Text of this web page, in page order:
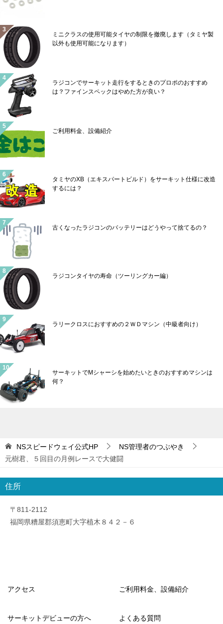
ミニクラスの使用可能タイヤの制限を撤廃します（タミヤ製
以外も使用可能になります）
ラジコンでサーキット走行をするときのプロポのおすすめ
は？ファインスペックはやめた方が良い？
ご利用料金、設備紹介
タミヤのXB（エキスパートビルド）をサーキット仕様に改造
するには？
古くなったラジコンのバッテリーはどうやって捨てるの？
ラジコンタイヤの寿命（ツーリングカー編）
ラリークロスにおすすめの２ＷＤマシン（中級者向け）
サーキットでMシャーシを始めたいときのおすすめマシンは
何？
NSスピードウェイ公式HP
NS管理者のつぶやき
元樹君、５回目の月例レースで大健闘
住所
〒811-2112
福岡県糟屋郡須恵町大字植木８４２－６
アクセス ご利用料金、設備紹介
サーキットデビューの方へ よくある質問